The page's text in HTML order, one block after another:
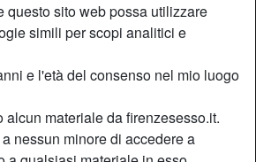
questo sito web possa utilizzare
simili per scopi analitici e
e l'età del consenso nel mio luogo
alcun materiale da firenzesesso.it.
nessun minore di accedere a